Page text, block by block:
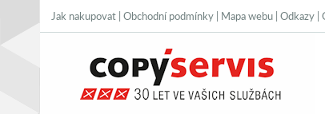
Jak nakupovat Obchodní podmínky Mapa webu Odkazy